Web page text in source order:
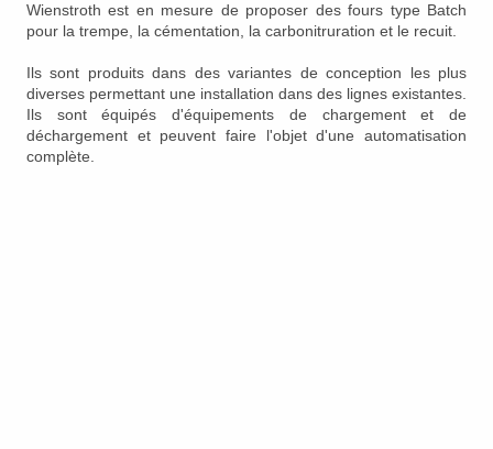
Wienstroth est en mesure de proposer des fours type Batch
pour la trempe, la cémentation, la carbonitruration et le recuit.
Ils sont produits dans des variantes de conception les plus
diverses permettant une installation dans des lignes existantes.
Ils sont équipés d'équipements de chargement et de
déchargement et peuvent faire l'objet d'une automatisation
complète.